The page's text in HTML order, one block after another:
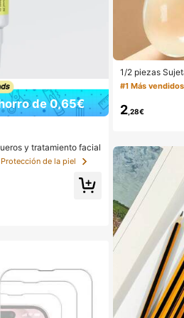
de 0,65€
y tratamiento facial
de la piel
1/2 piezas
a sin tirantes
e tirantes finos
ón, sujetador
#1 Más vendidos
2 ,28€